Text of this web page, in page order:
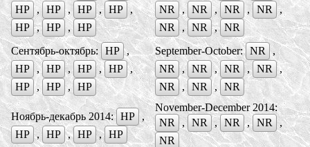
НР
, НР , НР , НР ,
НР , НР , НР
NR
, NR , NR , NR ,
NR
, NR , NR
Сентябрь-октябрь: НР ,
НР
, НР , НР , НР ,
НР
, НР , HP
September-October: NR ,
NR , NR , NR , NR ,
NR
, NR , NR
Ноябрь-декабрь 2014: НР ,
НР , НР , НР , НР
November-December 2014:
NR
, NR , NR , NR ,
NR